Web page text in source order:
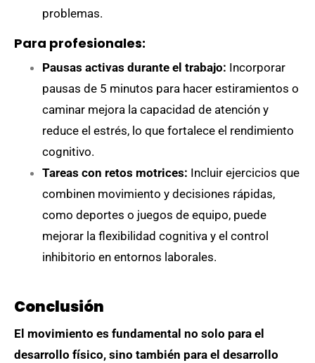
problemas.
Para profesionales:
Pausas activas durante el trabajo: Incorporar
pausas de 5 minutos para hacer estiramientos o
caminar mejora la capacidad de atención y
reduce el estrés, lo que fortalece el rendimiento
cognitivo.
Tareas con retos motrices: Incluir ejercicios que
combinen movimiento y decisiones rápidas,
como deportes o juegos de equipo, puede
mejorar la flexibilidad cognitiva y el control
inhibitorio en entornos laborales.
Conclusión
El movimiento es fundamental no solo para el
desarrollo físico, sino también para el desarrollo